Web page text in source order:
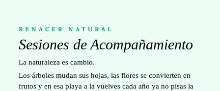
RENACER NATURAL
Sesiones de Acompañamiento
La naturaleza es cambio.
Los árboles mudan sus hojas, las flores se convierten en
frutos y en esa playa a la vuelves cada año ya no pisas la